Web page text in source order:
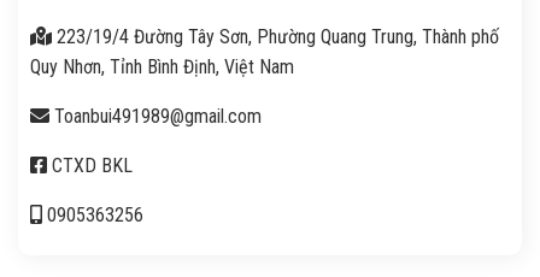
223/19/4 Đường Tây Sơn, Phường Quang Trung, Thành phố
Quy Nhơn, Tỉnh Bình Định, Việt Nam
Toanbui491989@gmail.com
CTXD BKL
0905363256